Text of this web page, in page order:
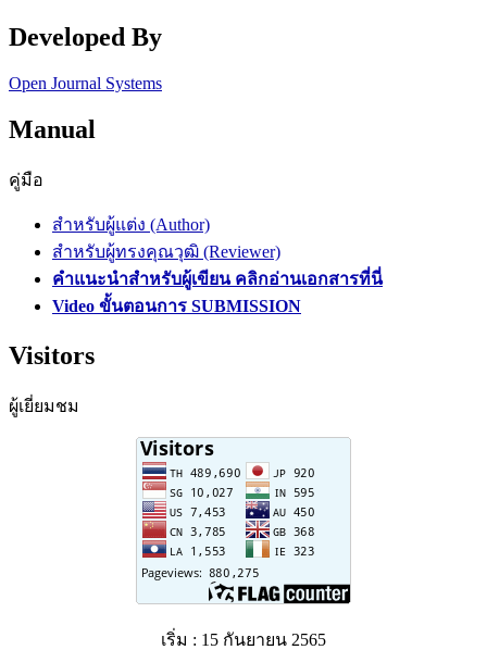
Developed By
Open Journal Systems
Manual
คู่มือ
สำหรับผู้แต่ง (Author)
สำหรับผู้ทรงคุณวุฒิ (Reviewer)
คำแนะนำสำหรับผู้เขียน คลิกอ่านเอกสารที่นี่
Video ขั้นตอนการ SUBMISSION
Visitors
ผู้เยี่ยมชม
เริ่ม : 15 กันยายน 2565